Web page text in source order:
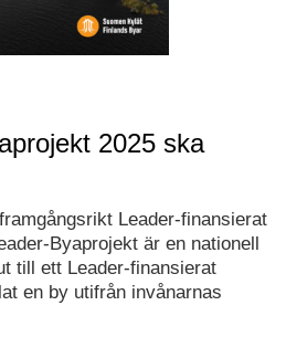
2025 ska
Leader-finansierat
Byaprojekt är en nationell
till ett Leader-finansierat
en by utifrån invånarnas